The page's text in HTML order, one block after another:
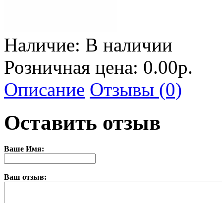
Наличие: В наличии
Розничная цена: 0.00р.
Описание Отзывы (0)
Оставить отзыв
Ваше Имя:
Ваш отзыв: